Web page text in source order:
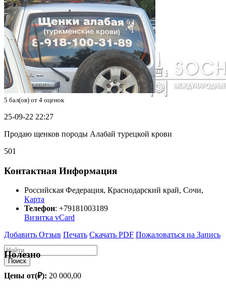
Поиск
5 бал(ов) от 4 оценок
25-09-22 22:27
Продаю щенков породы Алабай турецкой крови
501
Контактная Информация
Российская Федерация, Краснодарский край, Сочи,
Карта
Телефон: +79181003189
Визитка vCard
Добавить Отзыв Печать Скачать PDF Пожаловаться на Запись
Полезно
Цены от(₽): 20 000,00